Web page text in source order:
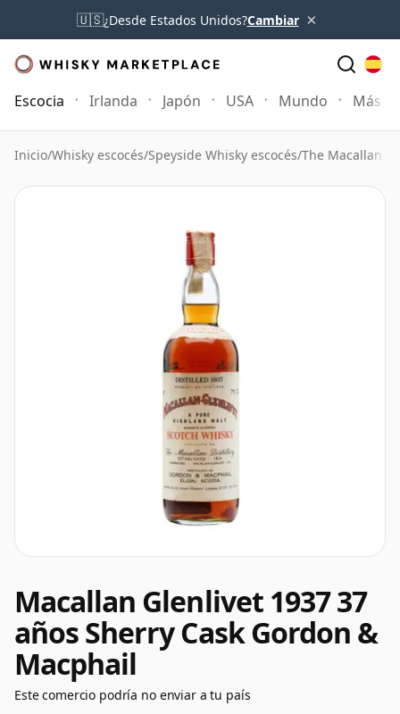
🇺🇸¿Desde Estados Unidos?Cambiar ×
Escocia Irlanda Japón USA Mundo Más
Inicio/Whisky escocés/Speyside Whisky escocés/The Macallan
Macallan Glenlivet 1937 37
años Sherry Cask Gordon &
Macphail
Este comercio podría no enviar a tu país